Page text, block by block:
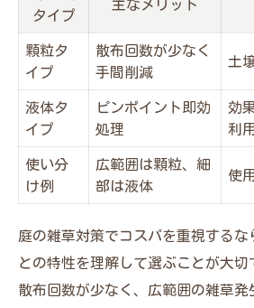
タイプ
主なメリット
顆粒タ
イプ
散布回数が少なく
手間削減
土
液体タ
イプ
ピンポイント即効
処理
効
利
使い分
け例
広範囲は顆粒、細
部は液体
使
庭の雑草対策でコスパを重視するな
との特性を理解して選ぶことが大切
散布回数が少なく、広範囲の雑草発